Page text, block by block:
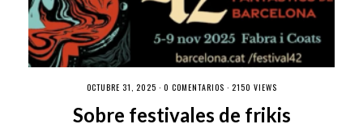
OCTUBRE 31, 2025 · 0 COMENTARIOS · 2150 VIEWS
Sobre festivales de frikis